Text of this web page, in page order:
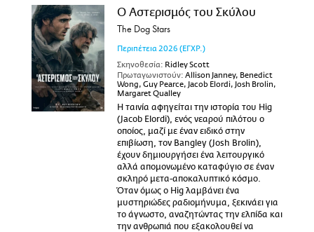
Ο Αστερισμός του Σκύλου
The Dog Stars
Περιπέτεια 2026 (ΕΓΧΡ.)
Σκηνοθεσία: Ridley Scott
Πρωταγωνιστούν: Allison Janney, Benedict
Wong, Guy Pearce, Jacob Elordi, Josh Brolin,
Margaret Qualley
Η ταινία αφηγείται την ιστορία του Hig
(Jacob Elordi), ενός νεαρού πιλότου ο
οποίος, μαζί με έναν ειδικό στην
επιβίωση, τον Bangley (Josh Brolin),
έχουν δημιουργήσει ένα λειτουργικό
αλλά απομονωμένο καταφύγιο σε έναν
σκληρό μετα-αποκαλυπτικό κόσμο.
Όταν όμως ο Hig λαμβάνει ένα
μυστηριώδες ραδιομήνυμα, ξεκινάει για
το άγνωστο, αναζητώντας την ελπίδα και
την ανθρωπιά που εξακολουθεί να